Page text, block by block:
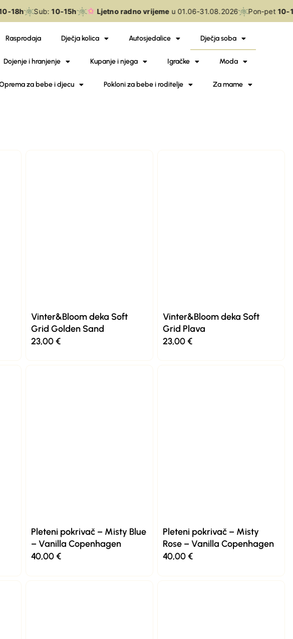
18h Sub:10-15h Ljetno radno vrijemeu 01.06-31.08.2026 Pon-pet10-
Rasprodaja Dječja kolica Autosjedalice Dječja soba
Dojenje i hranjenje Kupanje i njega Igračke Moda
za bebe i djecu Pokloni za bebe i roditelje Za mame
Vinter&Bloom deka Soft
Grid Golden Sand
23,00€
Vinter&Bloom deka Soft
Grid Plava
23,00€
Pleteni pokrivač – Misty Blue
– Vanilla Copenhagen
40,00€
Pleteni pokrivač – Misty
Rose – Vanilla Copenhagen
40,00€